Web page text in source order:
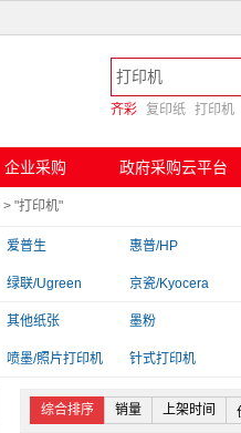
齐彩 复印纸 打印机
企业采购 政府采购云平台
> "打印机"
爱普生 惠普/HP
绿联/Ugreen 京瓷/Kyocera
兄弟 实达
佳能 得力/deli
其他纸张 墨粉
喷墨/照片打印机 针式打印机
读卡器/转换器 办公收纳
综合排序 销量 上架时间